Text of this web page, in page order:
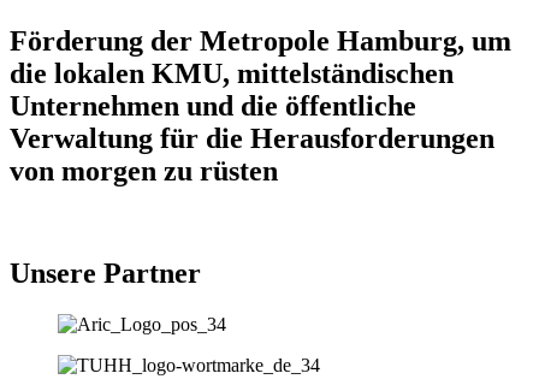
Förderung der Metropole Hamburg, um
die lokalen KMU, mittelständischen
Unternehmen und die öffentliche
Verwaltung für die Herausforderungen
von morgen zu rüsten
Unsere Partner